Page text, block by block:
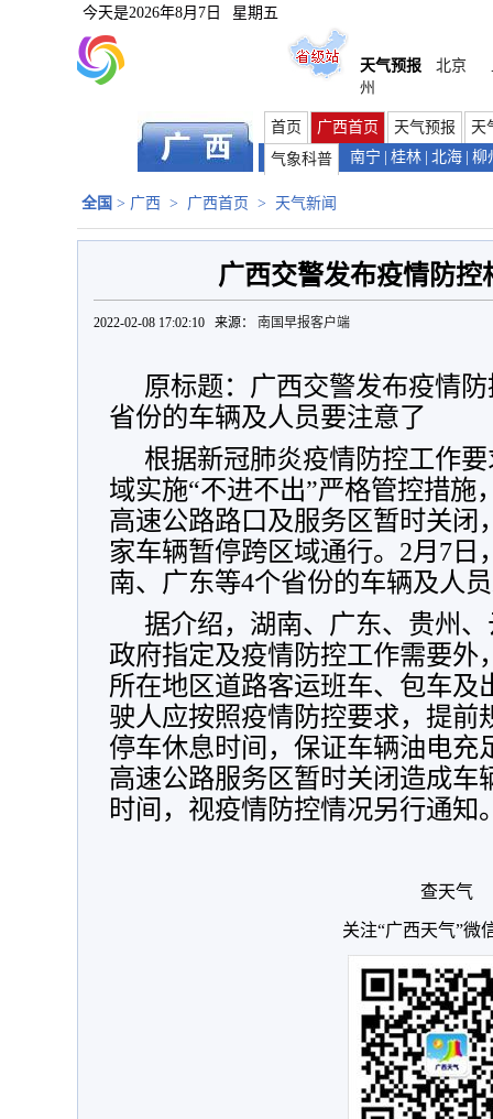
今天是2026年8月7日 星期五
天气预报 北京
州
首页 广西首页 天气预报
天
气象科普
南宁 桂林 北海 柳
全国 > 广西 > 广西首页 > 天气新闻
广西交警发布疫情防控
2022-02-08 17:02:10 来源： 南国早报客户端
原标题：广西交警发布疫情
省份的车辆及人员要注意了
根据新冠肺炎疫情防控工作
域实施“不进不出”严格管控措施
高速公路路口及服务区暂时关闭
家车辆暂停跨区域通行。2月7日
南、广东等4个省份的车辆及人
据介绍，湖南、广东、贵州
政府指定及疫情防控工作需要外
所在地区道路客运班车、包车及
驶人应按照疫情防控要求，提前
停车休息时间，保证车辆油电充
高速公路服务区暂时关闭造成车
时间，视疫情防控情况另行通知
查天气
关注“广西天气”微